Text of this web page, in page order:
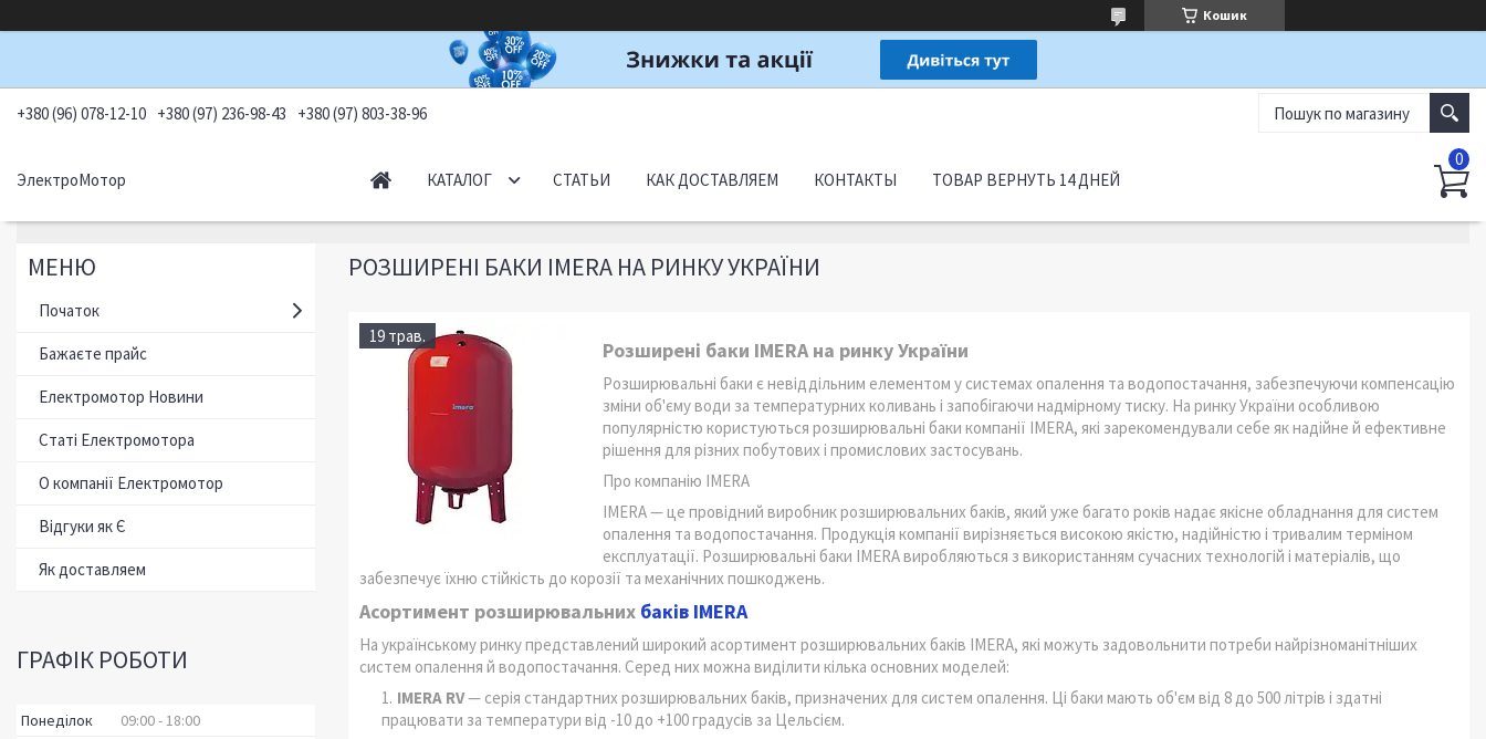
Кошик
+380 (96) 078-12-10 +380 (97) 236-98-43 +380 (97) 803-38-96
ЭлектроМотор КАТАЛОГ СТАТЬИ КАК ДОСТАВЛЯЕМ КОНТАКТЫ ТОВАР ВЕРНУТЬ 14 ДНЕЙ
РОЗШИРЕНІ БАКИ IMERA НА РИНКУ УКРАЇНИ
19 трав.
Розширені баки IMERA на ринку України
Розширювальні баки є невіддільним елементом у системах опалення та водопостачання, забезпечуючи компенсацію
зміни об'єму води за температурних коливань і запобігаючи надмірному тиску. На ринку України особливою
популярністю користуються розширювальні баки компанії IMERA, які зарекомендували себе як надійне й ефективне
рішення для різних побутових і промислових застосувань.
Про компанію IMERA
IMERA — це провідний виробник розширювальних баків, який уже багато років надає якісне обладнання для систем
опалення та водопостачання. Продукція компанії вирізняється високою якістю, надійністю і тривалим терміном
експлуатації. Розширювальні баки IMERA виробляються з використанням сучасних технологій і матеріалів, що
забезпечує їхню стійкість до корозії та механічних пошкоджень.
Асортимент розширювальних баків IMERA
На українському ринку представлений широкий асортимент розширювальних баків IMERA, які можуть задовольнити потреби найрізноманітніших
систем опалення й водопостачання. Серед них можна виділити кілька основних моделей:
IMERA RV— серія стандартних розширювальних баків, призначених для систем опалення. Ці баки мають об'єм від 8 до 500 літрів і здатні
працювати за температури від -10 до +100 градусів за Цельсієм.
Початок
Бажаєте прайс
Електромотор Новини
Статі Електромотора
О компанії Електромотор
Відгуки як Є
Як доставляем
ГРАФІК РОБОТИ
Понеділок 09:00 18:00